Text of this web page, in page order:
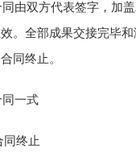
同由双方代表签字，加
。全部成果交接完毕
同终止。
同一式
同终止